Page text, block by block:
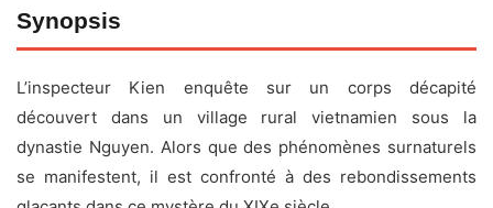
Réalisateur :Victor Vũ
Ngọc Diệp
Tín Nguyễn, Phạm Quỳnh Anh, Quốc Cường, Mỹ Uyên,
Xuân Trang, Sỹ Toàn
Synopsis
L’inspecteur Kien enquête sur un corps décapité
découvert dans un village rural vietnamien sous la
dynastie Nguyen. Alors que des phénomènes surnaturels
se manifestent, il est confronté à des rebondissements